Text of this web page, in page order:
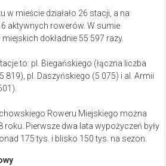
w mieście działało 26 stacji, a na
aktywnych rowerów. W sumie
dokładnie 55 597 razy.
to: pl. Biegańskiego (łączna liczba
819), pl. Daszyńskiego (5 075) i al. Armii
Roweru Miejskiego można
Pierwsze dwa lata wypożyczeń były
175 tys. i blisko 150 tys. na sezon.